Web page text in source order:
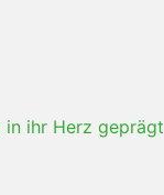
in ihr Herz geprägt